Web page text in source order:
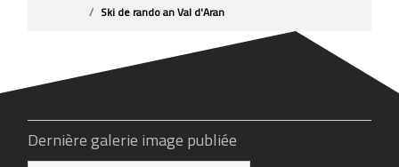
Ski de rando an Val d'Aran
Dernière galerie image publiée